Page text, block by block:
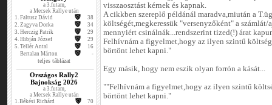
a 3.futam,
a Mecsek Rallye után
1. Faltusz Dávid
38
2. Zagyva Dorka
34
3. Herczig Patrik
29
4. Hibján József
29
5. Tellér Antal
16
Bertalan Márton
-
teljes táblázat
Országos Rally2
Bajnokság 2026
a 3.futam,
a Mecsek Rallye után
1.Békési Richárd
70
visszaosztást kérnek és kapnak.
A cikkben szereplő példánál maradva,miután a
költségét,megkeressük "versenyzőként" a
mennyiért csinálnák...rendszerint tized(!) árat
Felhívnám a figyelmet,hogy az ilyen szintű
börtönt lehet kapni."
Egy másik, hogy nem eszik olyan forrón a kását...
""Felhívnám a figyelmet,hogy az ilyen szintű
börtönt lehet kapni."